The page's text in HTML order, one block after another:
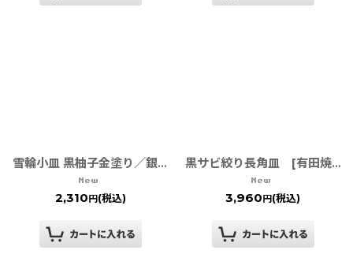
雪輪小皿 黒柚子金塗り／銀塗り【有田焼 陶悦窯】
2,310 円(税込)
黒サビ絞り長角皿 [有田焼 金善窯]
3,960 円 (税込)